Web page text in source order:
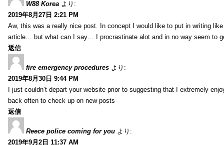
W88 Korea より:
2019年8月27日 2:21 PM
Aw, this was a really nice post. In concept I would like to put in writing
article… but what can I say… I procrastinate alot and in no way seem to
返信
fire emergency procedures より:
2019年8月30日 9:44 PM
I just couldn’t depart your website prior to suggesting that I extremely
back often to check up on new posts
返信
Reece police coming for you より:
2019年9月2日 11:37 AM